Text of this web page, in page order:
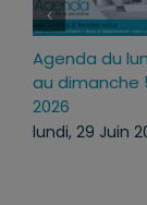
29 juin
5 juillet